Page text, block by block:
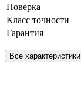
Поверка
Класс точности
Гарантия
Все характеристики